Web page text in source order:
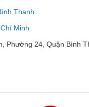
Thạnh
Minh
Phường 24, Quận Bình